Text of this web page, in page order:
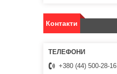
Контакти
+380 (44) 500-28-16